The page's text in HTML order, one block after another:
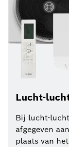
Lucht-
Bij lucht-
afgegeven
plaats van